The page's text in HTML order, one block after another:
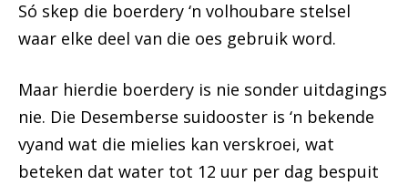
Só skep die boerdery ‘n volhoubare stelsel
waar elke deel van die oes gebruik word.
Maar hierdie boerdery is nie sonder uitdagings
nie. Die Desemberse suidooster is ‘n bekende
vyand wat die mielies kan verskroei, wat
beteken dat water tot 12 uur per dag bespuit